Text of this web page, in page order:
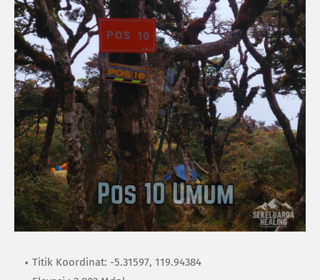
Titik Koordinat: -5.31597, 119.94384